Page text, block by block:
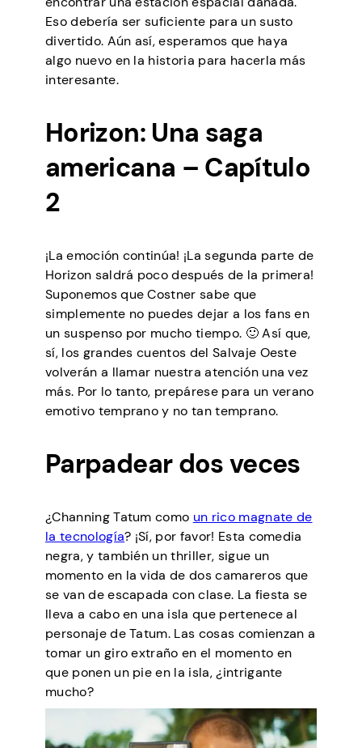
Eso debería ser suficiente para un susto
divertido. Aún así, esperamos que haya
algo nuevo en la historia para hacerla más
interesante.
Horizon: Una saga
americana – Capítulo
2
¡La emoción continúa! ¡La segunda parte de
Horizon saldrá poco después de la primera!
Suponemos que Costner sabe que
simplemente no puedes dejar a los fans en
un suspenso por mucho tiempo. 🙂 Así que,
sí, los grandes cuentos del Salvaje Oeste
volverán a llamar nuestra atención una vez
más. Por lo tanto, prepárese para un verano
emotivo temprano y no tan temprano.
Parpadear dos veces
¿Channing Tatum como un rico magnate de
la tecnología? ¡Sí, por favor! Esta comedia
negra, y también un thriller, sigue un
momento en la vida de dos camareros que
se van de escapada con clase. La fiesta se
lleva a cabo en una isla que pertenece al
personaje de Tatum. Las cosas comienzan a
tomar un giro extraño en el momento en
que ponen un pie en la isla, ¿intrigante
mucho?